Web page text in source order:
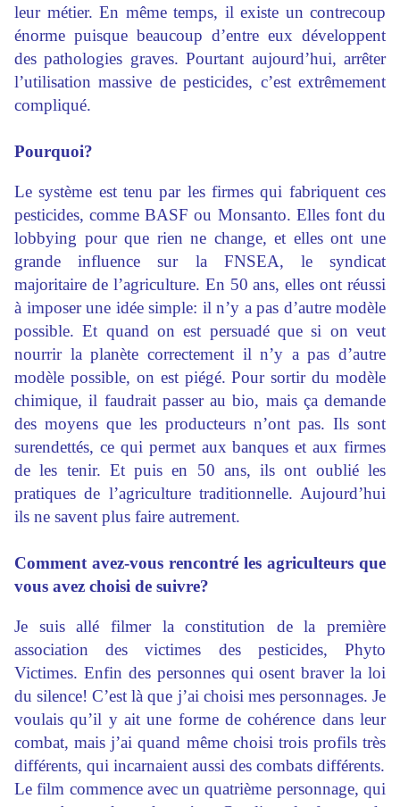
leur métier. En même temps, il existe un contrecoup
énorme puisque beaucoup d’entre eux développent
des pathologies graves. Pourtant aujourd’hui, arrêter
l’utilisation massive de pesticides, c’est extrêmement
compliqué.
Pourquoi?
Le système est tenu par les firmes qui fabriquent ces
pesticides, comme BASF ou Monsanto. Elles font du
lobbying pour que rien ne change, et elles ont une
grande influence sur la FNSEA, le syndicat
majoritaire de l’agriculture. En 50 ans, elles ont réussi
à imposer une idée simple: il n’y a pas d’autre modèle
possible. Et quand on est persuadé que si on veut
nourrir la planète correctement il n’y a pas d’autre
modèle possible, on est piégé. Pour sortir du modèle
chimique, il faudrait passer au bio, mais ça demande
des moyens que les producteurs n’ont pas. Ils sont
surendettés, ce qui permet aux banques et aux firmes
de les tenir. Et puis en 50 ans, ils ont oublié les
pratiques de l’agriculture traditionnelle. Aujourd’hui
ils ne savent plus faire autrement.
Comment avez-vous rencontré les agriculteurs que
vous avez choisi de suivre?
Je suis allé filmer la constitution de la première
association des victimes des pesticides, Phyto
Victimes. Enfin des personnes qui osent braver la loi
du silence! C’est là que j’ai choisi mes personnages. Je
voulais qu’il y ait une forme de cohérence dans leur
combat, mais j’ai quand même choisi trois profils très
différents, qui incarnaient aussi des combats différents.
Le film commence avec un quatrième personnage, qui